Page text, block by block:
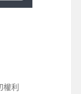
權利